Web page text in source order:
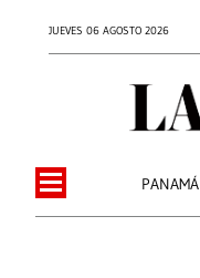
JUEVES 06 AGOSTO 2026
PANAMÁ